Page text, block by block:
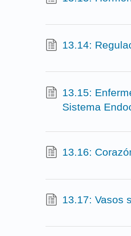
13.14:
13.15:
Sistema
13.16:
13.17: Vasos